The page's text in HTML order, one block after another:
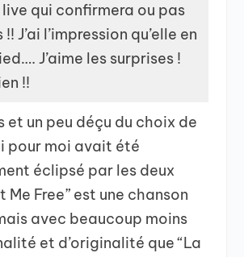
qui confirmera ou pas
J’ai l’impression qu’elle en
J’aime les surprises !
!!
et un peu déçu du choix de
pour moi avait été
éclipsé par les deux
Me Free” est une chanson
avec beaucoup moins
et d’originalité que “La